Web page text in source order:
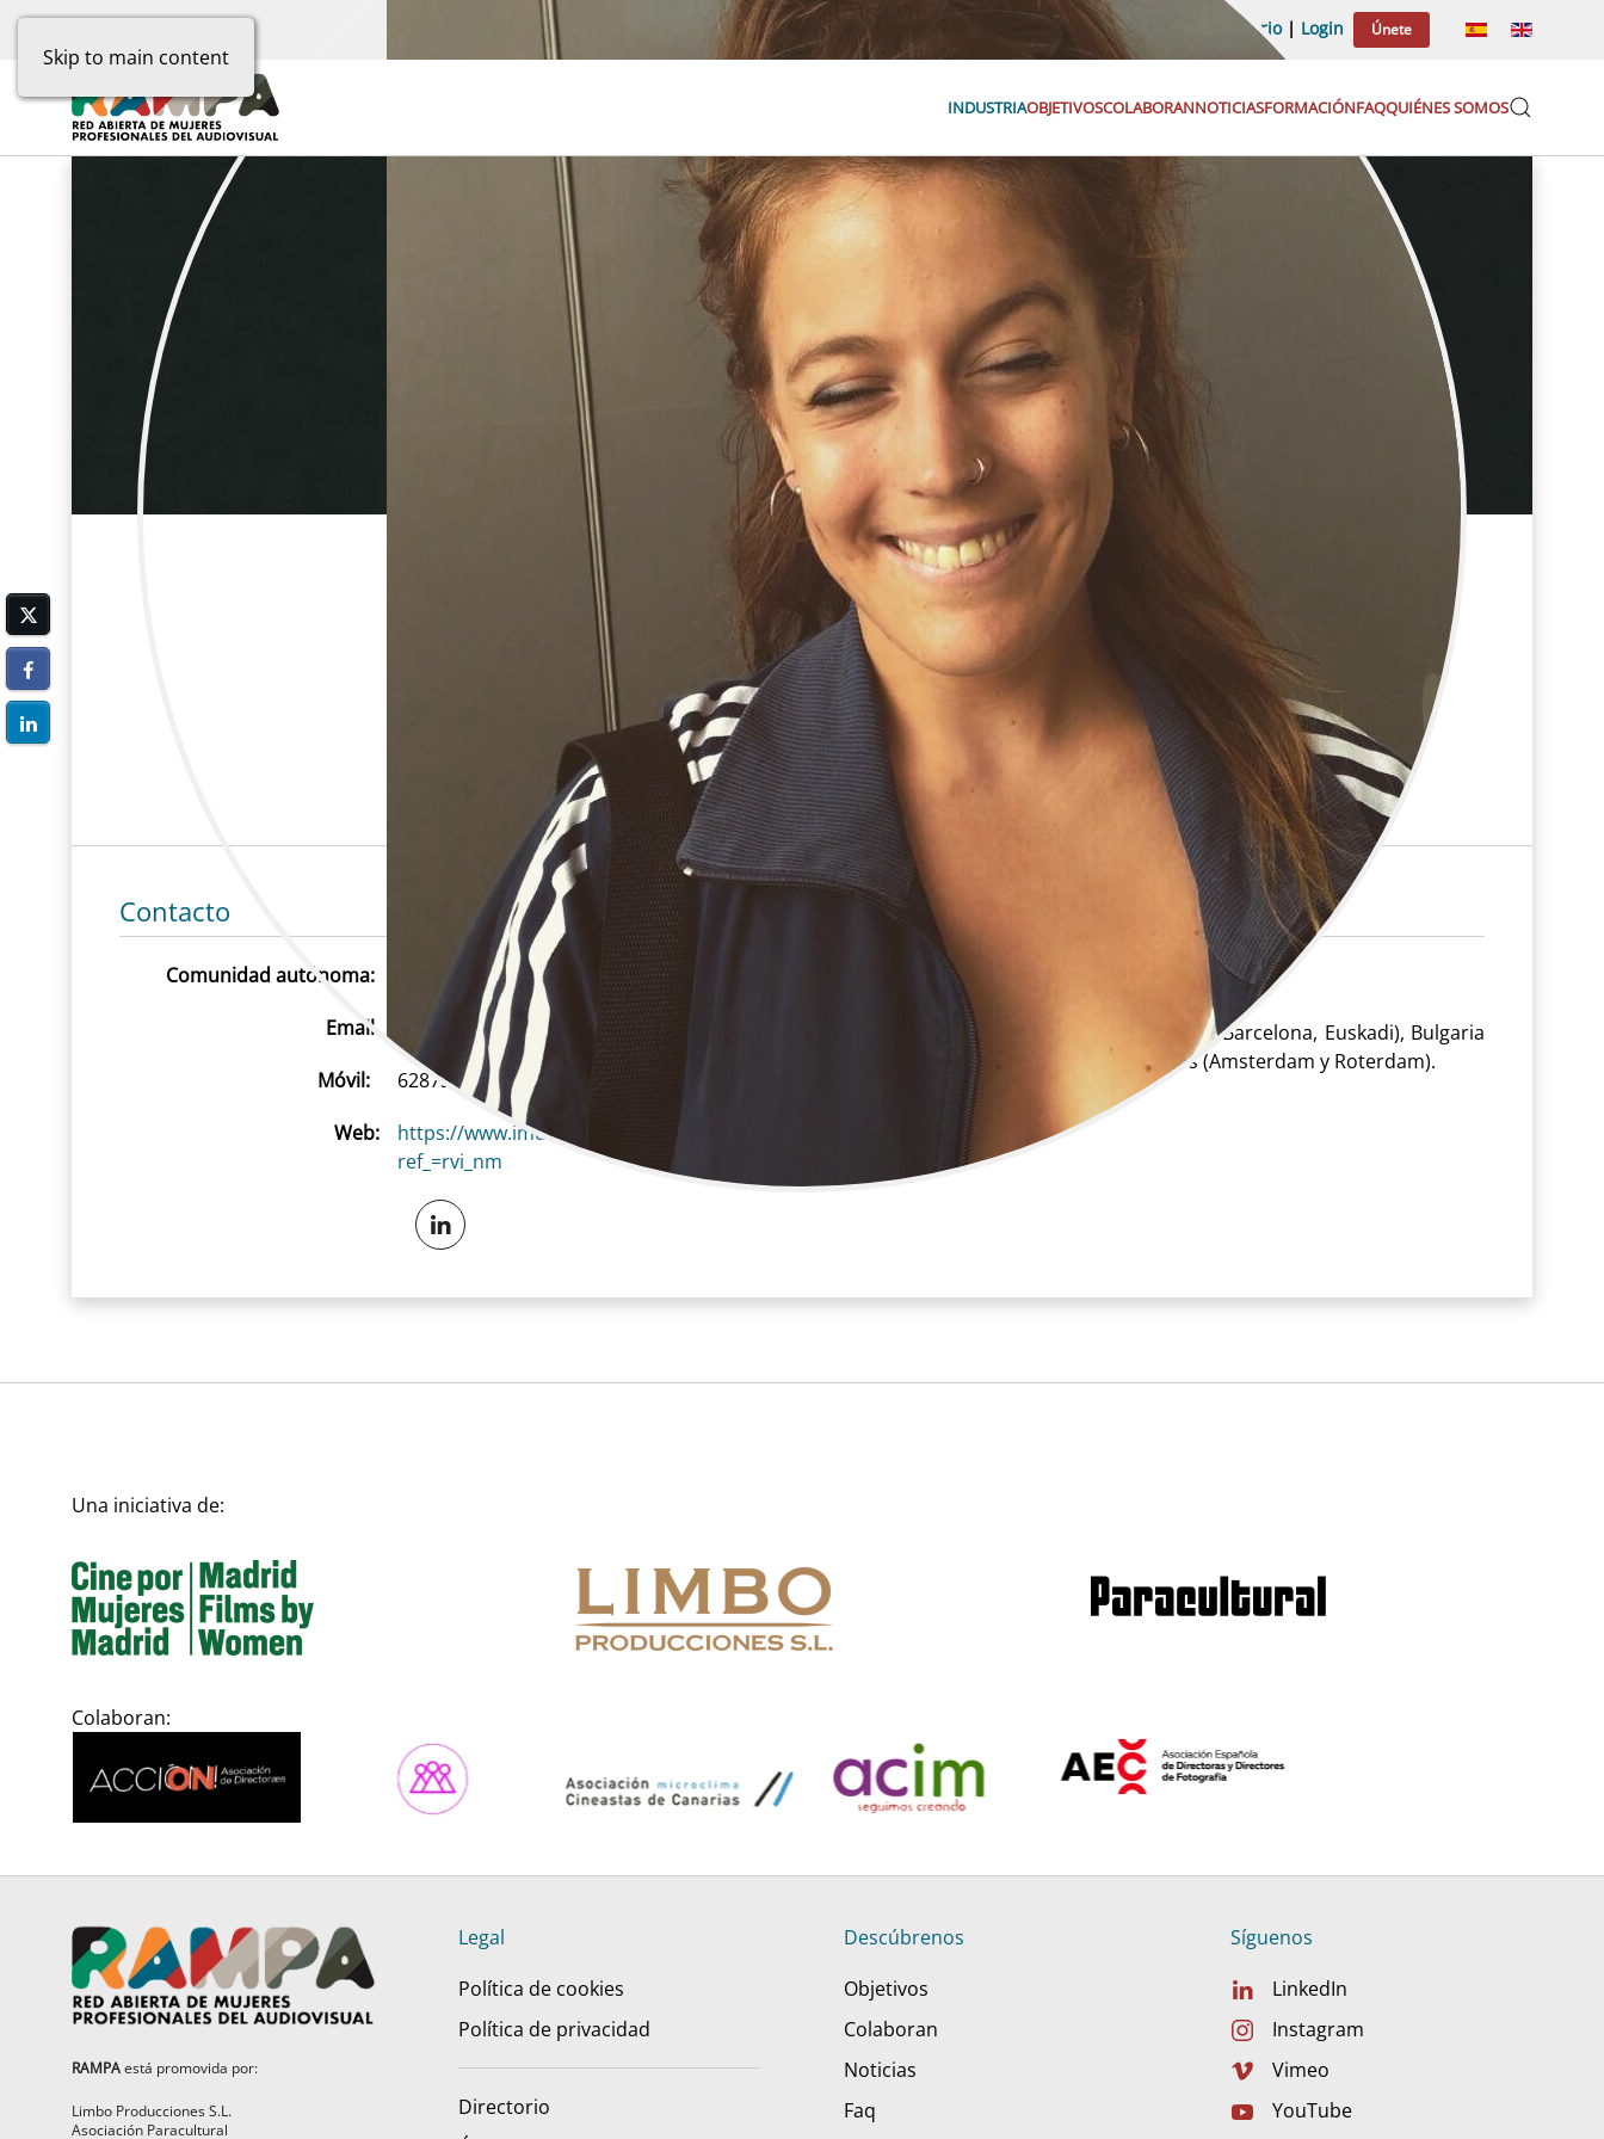
Skip to main content
Categorías Directorio| Login Únete
INDUSTRIAOBJETIVOSCOLABORANNOTICIASFORMACIÓNFAQQUIÉNES SOMOS
Patricia San Martín
Cine | Arte | Regidora de arte
Cine, Arte, Regidora de arte
Contacto
Comunidad autónoma:
Cataluña
Email
patri.sm@hotmail.com
Móvil:
628739321
Web:
https://www.imdb.com/name/nm6543156/?
ref_=rvi_nm
Biografía
Asistencia de arte, regiduría y props buyer.
Local en Barcelona y Navarra.
Experiencia en rodajes en España (Madrid, Barcelona, Euskadi), Bulgaria
(Sofia), Rumania (Bucarest) y Paises Bajos (Amsterdam y Roterdam).
Una iniciativa de:
Colaboran:
Legal
Política de cookies
Política de privacidad
Directorio
Descúbrenos
Objetivos
Colaboran
Noticias
Faq
Síguenos
LinkedIn
Instagram
Vimeo
YouTube
RAMPAestá promovida por:
Limbo Producciones S.L.
Asociación Paracultural